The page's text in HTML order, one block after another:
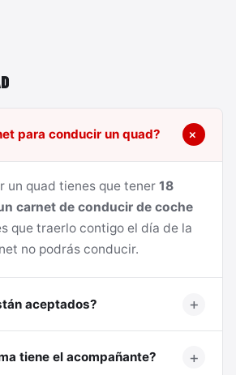
para conducir un quad?
un quad tienes que tener 18
carnet de conducir de coche
que traerlo contigo el día de la
no podrás conducir.
aceptados?
tiene el acompañante?